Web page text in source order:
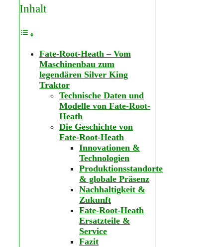
Inhalt
Fate-Root-Heath – Vom
Maschinenbau zum
legendären Silver King
Traktor
Technische Daten und
Modelle von Fate-Root-
Heath
Die Geschichte von
Fate-Root-Heath
Innovationen &
Technologien
Produktionsstandorte
& globale Präsenz
Nachhaltigkeit &
Zukunft
Fate-Root-Heath
Ersatzteile &
Service
Fazit